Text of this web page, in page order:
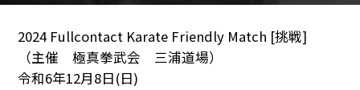
2024 Fullcontact Karate Friendly Match [挑戦]
（主催 極真拳武会 三浦道場）
令和6年12月8日(日)